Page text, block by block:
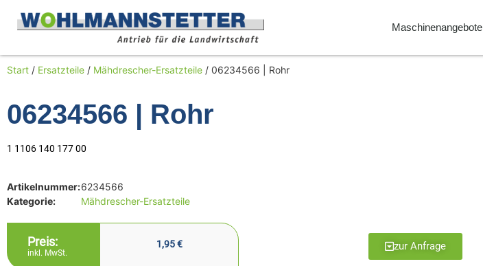
Maschinenangebote
Start / Ersatzteile / Mähdrescher-Ersatzteile / 06234566 | Rohr
06234566 | Rohr
1 1106 140 177 00
Artikelnummer:6234566
Kategorie:
Mähdrescher-Ersatzteile
Preis:
inkl. MwSt.
1,95€ zur Anfrage